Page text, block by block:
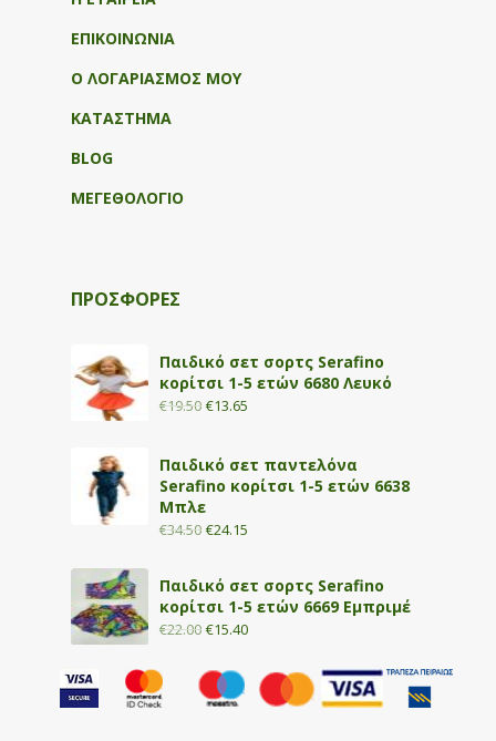
ΕΠΙΚΟΙΝΩΝΙΑ
Ο ΛΟΓΑΡΙΑΣΜΟΣ ΜΟΥ
ΚΑΤΑΣΤΗΜΑ
BLOG
ΜΕΓΕΘΟΛΟΓΙΟ
ΠΡΟΣΦΟΡΕΣ
Παιδικό σετ σορτς Serafino
κορίτσι 1-5 ετών 6680 Λευκό
€19.50 €13.65
Παιδικό σετ παντελόνα
Serafino κορίτσι 1-5 ετών 6638
Μπλε
€34.50 €24.15
Παιδικό σετ σορτς Serafino
κορίτσι 1-5 ετών 6669 Εμπριμέ
€22.00 €15.40